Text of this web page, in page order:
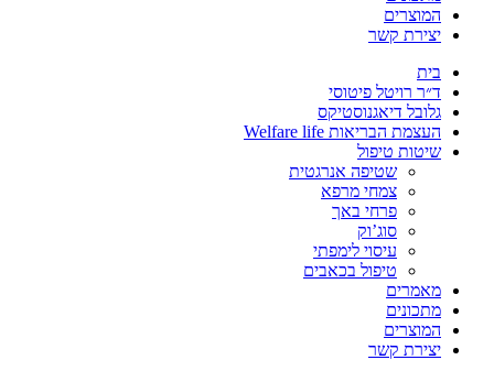
המוצרים
יצירת קשר
בית
ד״ר רויטל פיטוסי
גלובל דיאגנוסטיקס
העצמת הבריאות Welfare life
שיטות טיפול
שטיפה אנרגטית
צמחי מרפא
פרחי באך
סוג’וק
עיסוי לימפתי
טיפול בכאבים
מאמרים
מתכונים
המוצרים
יצירת קשר